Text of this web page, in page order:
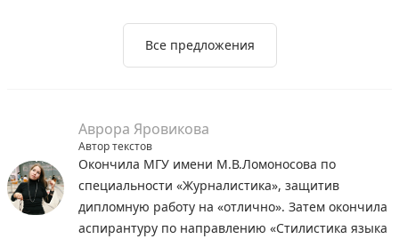
Все предложения
Аврора Яровикова
Автор текстов
Окончила МГУ имени М.В.Ломоносова по
специальности «Журналистика», защитив
дипломную работу на «отлично». Затем окончила
аспирантуру по направлению «Стилистика языка